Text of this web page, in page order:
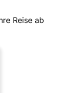
Reise ab